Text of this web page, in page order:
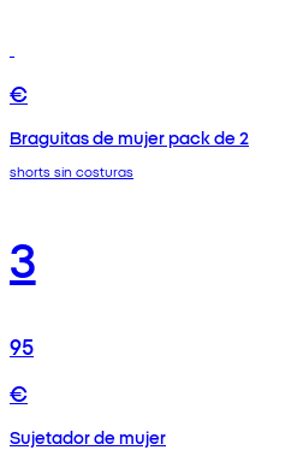
€
Braguitas de mujer pack de 2
shorts sin costuras
3
95
€
Sujetador de mujer